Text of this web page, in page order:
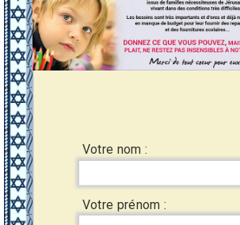
Votre nom :
Votre prénom :